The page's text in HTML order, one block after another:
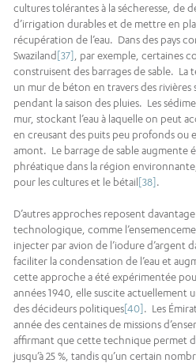
cultures tolérantes à la sécheresse, de
d’irrigation durables et de mettre en
récupération de l’eau. Dans des pays
Swaziland [37]
, par exemple, certaines
construisent des barrages de sable. La
un mur de béton en travers des rivières
pendant la saison des pluies. Les
mur, stockant l’eau à laquelle on peut
en creusant des puits peu profonds ou
amont. Le barrage de sable augmente
phréatique dans la région
pour les cultures et le bétail[38].
D’autres approches reposent
technologique, comme
injecter par avion de l’iodure d’argent
faciliter la condensation de l’eau et
cette approche a été expérimentée
années 1940, elle suscite actuellement
des décideurs politiques[40]. Les
année des centaines de missions
affirmant que cette technique permet
jusqu’à 25 %, tandis qu’un certain